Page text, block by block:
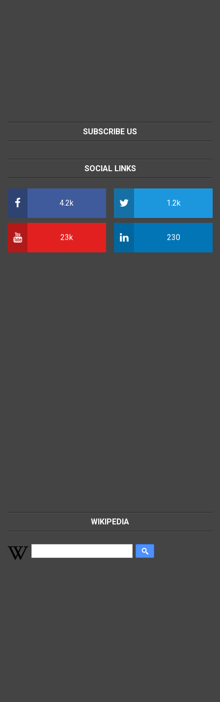
SUBSCRIBE US
SOCIAL LINKS
4.2k 1.2k
23k 230
WIKIPEDIA